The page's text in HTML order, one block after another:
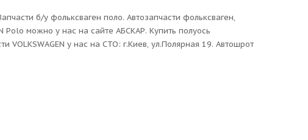
б/у фольксваген поло. Автозапчасти фольксваген,
Polo можно у нас на сайте АБСКАР. Купить полуось
у нас на СТО: г.Киев, ул.Полярная 19. Автошрот